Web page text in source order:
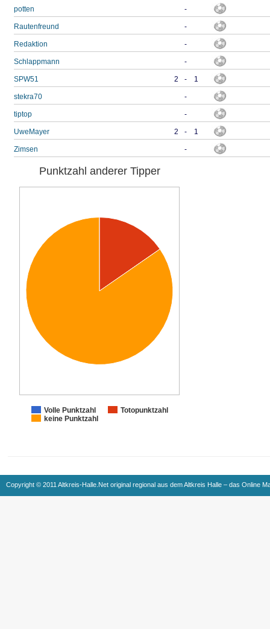
potten -
Rautenfreund -
Redaktion -
Schlappmann -
SPW51 2 - 1
stekra70 -
tiptop -
UweMayer 2 - 1
Zimsen -
Punktzahl anderer Tipper
Volle Punktzahl
Totopunktzahl
keine Punktzahl
Copyright © 2011 Altkreis-Halle.Net original regional aus dem Altkreis Halle – das Online